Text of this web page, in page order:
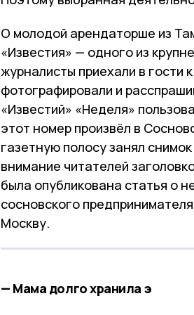
О молодой арендаторше из
«Известия» — одного из
журналисты приехали в гости
фотографировали и
«Известий» «Неделя»
этот номер произвёл в
газетную полосу занял
внимание читателей
была опубликована статья о
сосновского
Москву.
— Мама долго хранила э